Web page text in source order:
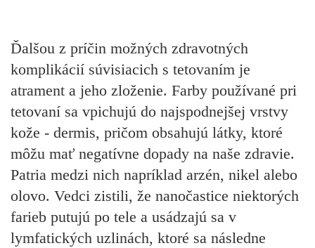
Ďalšou z príčin možných zdravotných
komplikácií súvisiacich s tetovaním je
atrament a jeho zloženie. Farby používané pri
tetovaní sa vpichujú do najspodnejšej vrstvy
kože - dermis, pričom obsahujú látky, ktoré
môžu mať negatívne dopady na naše zdravie.
Patria medzi nich napríklad arzén, nikel alebo
olovo. Vedci zistili, že nanočastice niektorých
farieb putujú po tele a usádzajú sa v
lymfatických uzlinách, ktoré sa následne